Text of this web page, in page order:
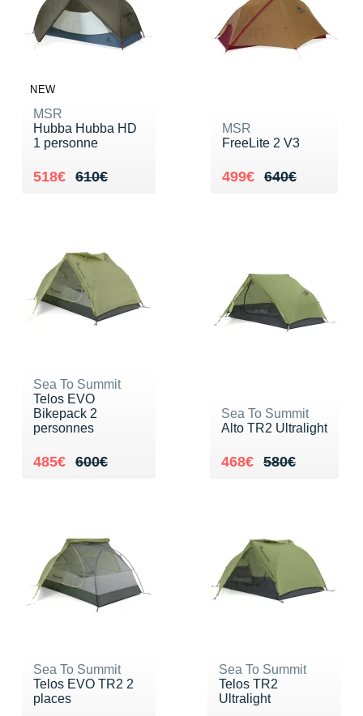
NEW
MSR
Hubba Hubba HD
1 personne
610€
Au lieu de 610€
518€
Vendu 518€
MSR
FreeLite 2 V3
640€
Au lieu de 640€
499€
Vendu 499€
Sea To Summit
Telos EVO
Bikepack 2
personnes
600€
Au lieu de 600€
485€
Vendu 485€
Sea To Summit
Alto TR2 Ultralight
580€
Au lieu de 580€
468€
Vendu 468€
Sea To Summit
Telos EVO TR2 2
places
Sea To Summit
Telos TR2
Ultralight